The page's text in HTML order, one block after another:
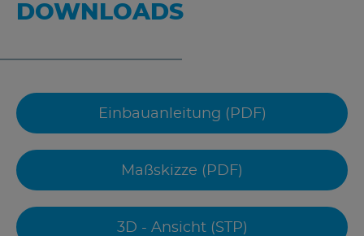
DOWNLOADS
Einbauanleitung (PDF)
Maßskizze (PDF)
3D - Ansicht (STP)